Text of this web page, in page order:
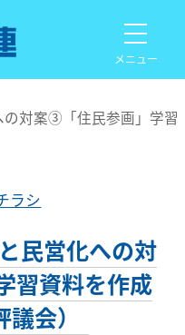
メニュー
対案③「住民参画」学習
ラシ
民営化への対
習資料を作成
会）